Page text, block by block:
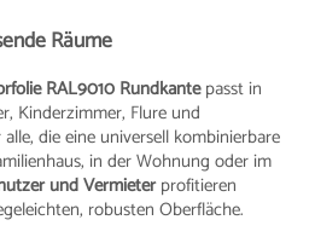
Räume
RAL9010 Rundkantepasst in
Kinderzimmer, Flure und
die eine universell kombinierbare
in der Wohnung oder im
und Vermieterprofitieren
robusten Oberfläche.